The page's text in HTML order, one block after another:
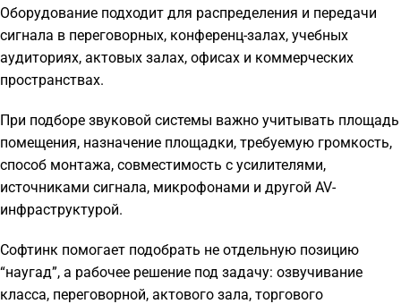
Оборудование подходит для распределения и передачи
сигнала в переговорных, конференц-залах, учебных
аудиториях, актовых залах, офисах и коммерческих
пространствах.
При подборе звуковой системы важно учитывать площадь
помещения, назначение площадки, требуемую громкость,
способ монтажа, совместимость с усилителями,
источниками сигнала, микрофонами и другой AV-
инфраструктурой.
Софтинк помогает подобрать не отдельную позицию
“наугад”, а рабочее решение под задачу: озвучивание
класса, переговорной, актового зала, торгового